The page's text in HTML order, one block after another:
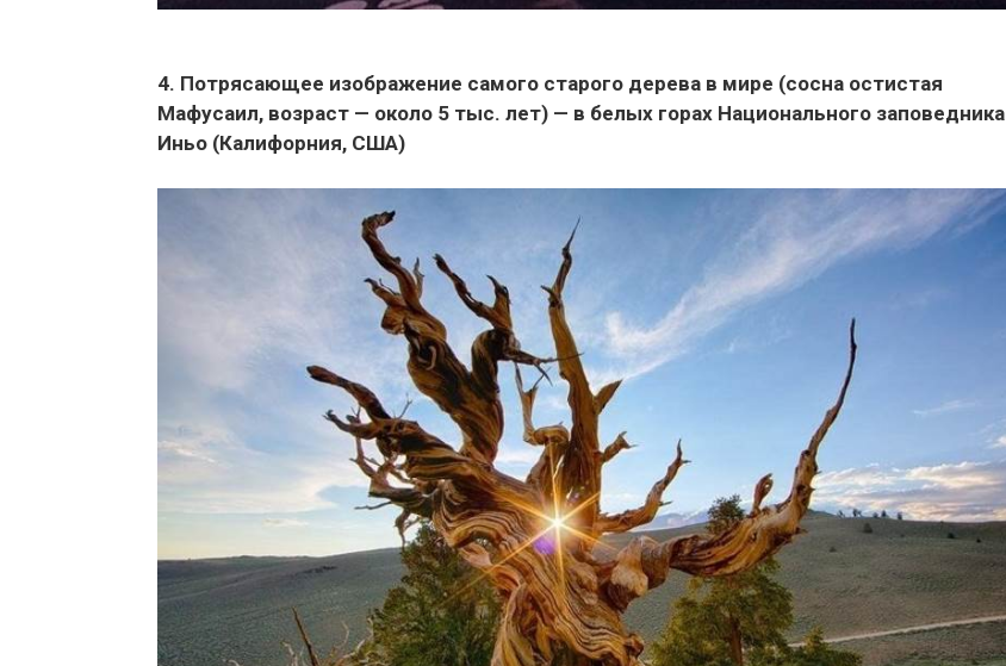
4. Потрясающее изображение самого старого дерева в мире (сосна остистая
Мафусаил, возраст — около 5 тыс. лет) — в белых горах Национального заповедника
Иньо (Калифорния, США)